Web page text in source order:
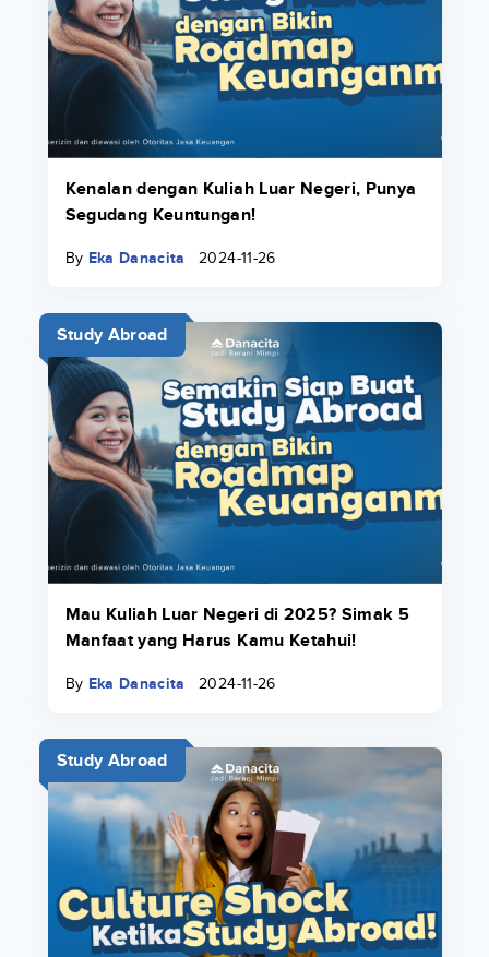
Kenalan dengan Kuliah Luar Negeri, Punya
Segudang Keuntungan!
By Eka Danacita 2024-11-26
Study Abroad
Mau Kuliah Luar Negeri di 2025? Simak 5
Manfaat yang Harus Kamu Ketahui!
By Eka Danacita 2024-11-26
Study Abroad